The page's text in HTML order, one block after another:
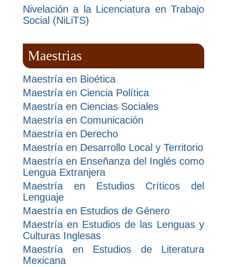
Nivelación a la Licenciatura en Trabajo
Social (NiLiTS)
Maestrias
Maestría en Bioética
Maestría en Ciencia Política
Maestría en Ciencias Sociales
Maestría en Comunicación
Maestría en Derecho
Maestría en Desarrollo Local y Territorio
Maestría en Enseñanza del Inglés como
Lengua Extranjera
Maestría en Estudios Críticos del
Lenguaje
Maestría en Estudios de Género
Maestría en Estudios de las Lenguas y
Culturas Inglesas
Maestría en Estudios de Literatura
Mexicana